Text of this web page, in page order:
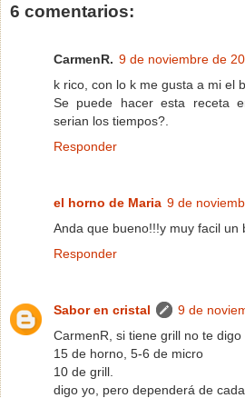
6 comentarios:
CarmenR. 9 de noviembre de
k rico, con lo k me gusta a mi el
Se puede hacer esta receta
serian los tiempos?.
Responder
el horno de Maria 9 de
Anda que bueno!!!y muy facil un
Responder
Sabor en cristal
9 de
CarmenR, si tiene grill no te digo
15 de horno, 5-6 de micro
10 de grill.
digo yo, pero dependerá de